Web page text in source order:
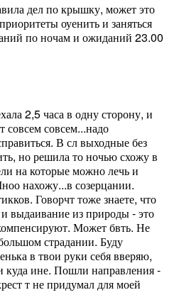
дел по крышку, может это
оуенить и заняться
по ночам и ожиданий 23.00
2,5 часа в одну сторону, и
совсем совсем...надо
В сл выходные без
но решила то ночью схожу в
на которые можно лечь и
нахожу...в созерцании.
Говорчт тоже знаете, что
и выдаивание из природы - это
Может бвть. Не
страдании. Буду
в твои руки себя вверяю,
куда ине. Пошли направления -
т не придумал для моей